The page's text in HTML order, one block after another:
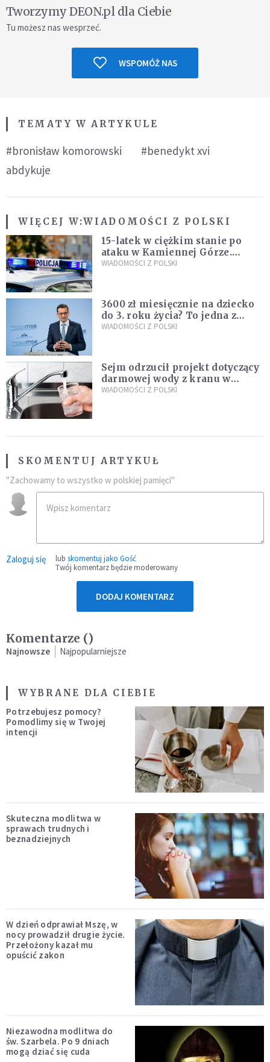
Tworzymy DEON.pl dla Ciebie
Tu możesz nas wesprzeć.
WSPOMÓŻ NAS
TEMATY W ARTYKULE
#bronisław komorowski
#benedykt xvi
abdykuje
WIĘCEJ W:WIADOMOŚCI Z POLSKI
15-latek w ciężkim stanie po
ataku w Kamiennej Górze.
Policja zatrzymała dwóch
WIADOMOŚCI Z POLSKI
3600 zł miesięcznie na dziecko
do 3. roku życia? To jedna z
propozycji programu "Rozwój
WIADOMOŚCI Z POLSKI
Sejm odrzucił projekt dotyczący
darmowej wody z kranu w
restauracjach
WIADOMOŚCI Z POLSKI
SKOMENTUJ ARTYKUŁ
"Zachowamy to wszystko w polskiej pamięci"
Zaloguj się lub skomentuj jako Gość
Twój komentarz będzie moderowany
DODAJ KOMENTARZ
Komentarze ()
Najnowsze Najpopularniejsze
WYBRANE DLA CIEBIE
Potrzebujesz pomocy?
Pomodlimy się w Twojej
intencji
Skuteczna modlitwa w
sprawach trudnych i
beznadziejnych
W dzień odprawiał Mszę, w
nocy prowadził drugie życie.
Przełożony kazał mu
opuścić zakon
Niezawodna modlitwa do
św. Szarbela. Po 9 dniach
mogą dziać się cuda